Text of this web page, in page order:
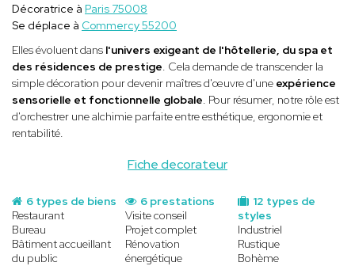
Fiche decorateur
Décoratrice à Paris 75008
Se déplace à Commercy 55200
Elles évoluent dans l'univers exigeant de l'hôtellerie, du spa et
des résidences de prestige . Cela demande de transcender la
simple décoration pour devenir maîtres d'œuvre d'une expérience
sensorielle et fonctionnelle globale . Pour résumer, notre rôle est
d'orchestrer une alchimie parfaite entre esthétique, ergonomie et
rentabilité.
6 types de biens
Restaurant
Bureau
Bâtiment accueillant
du public
12 types de
styles
Industriel
Rustique
Bohème
6 prestations
Visite conseil
Projet complet
Rénovation
énergétique